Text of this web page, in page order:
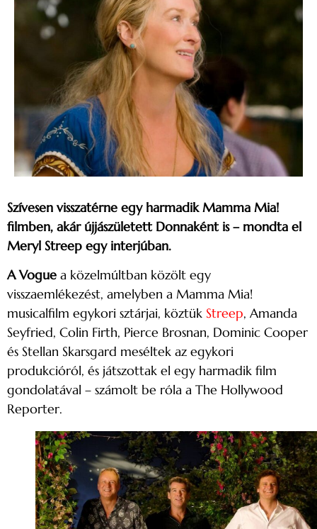
Szívesen visszatérne egy harmadik Mamma Mia!
filmben, akár újjászületett Donnaként is – mondta el
Meryl Streep egy interjúban.
A Vogue a közelmúltban közölt egy
visszaemlékezést, amelyben a Mamma Mia!
musicalfilm egykori sztárjai, köztük Streep, Amanda
Seyfried, Colin Firth, Pierce Brosnan, Dominic Cooper
és Stellan Skarsgard meséltek az egykori
produkcióról, és játszottak el egy harmadik film
gondolatával – számolt be róla a The Hollywood
Reporter.